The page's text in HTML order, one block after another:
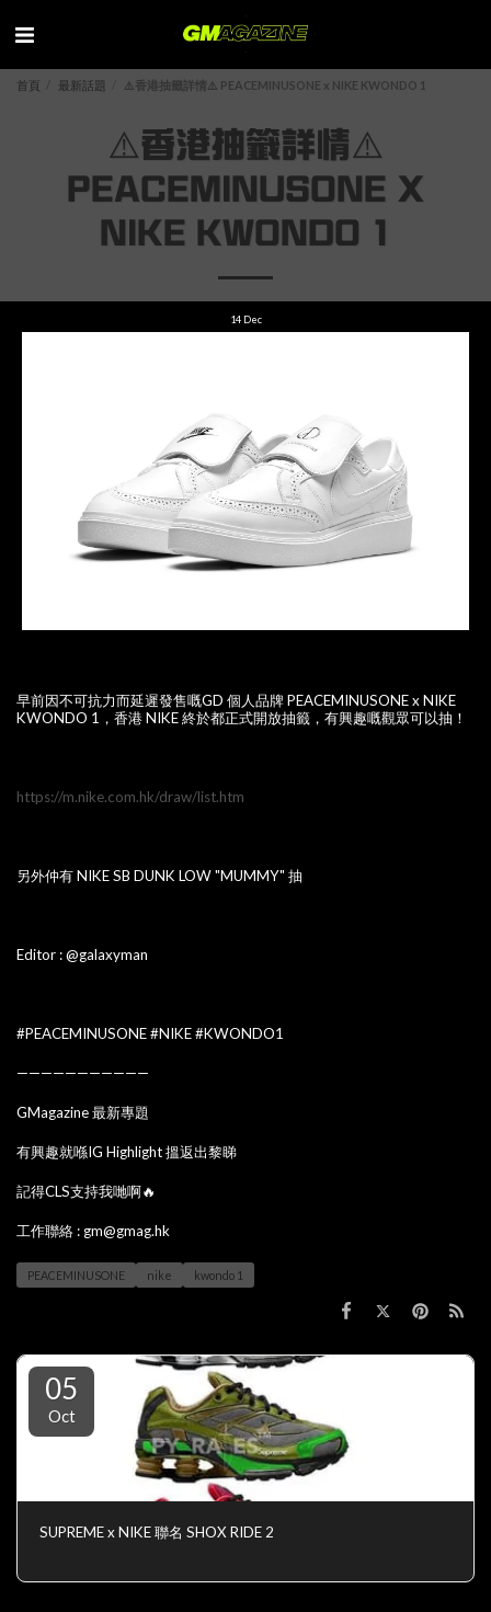
首頁 最新話題 ⚠️香港抽籤詳情⚠️ PEACEMINUSONE x NIKE KWONDO 1
⚠️香港抽籤詳情⚠️
PEACEMINUSONE X
NIKE KWONDO 1
14 Dec
早前因不可抗力而延遲發售嘅GD 個人品牌 PEACEMINUSONE x NIKE
KWONDO 1，香港 NIKE 終於都正式開放抽籤，有興趣嘅觀眾可以抽！
https://m.nike.com.hk/draw/list.htm
另外仲有 NIKE SB DUNK LOW "MUMMY" 抽
Editor : @galaxyman
#PEACEMINUSONE #NIKE #KWONDO1
———————————
GMagazine 最新專題
有興趣就喺IG Highlight 搵返出黎睇
記得CLS支持我哋啊🔥
工作聯絡 : gm@gmag.hk
PEACEMINUSONE nike kwondo 1
05
Oct
SUPREME x NIKE 聯名 SHOX RIDE 2